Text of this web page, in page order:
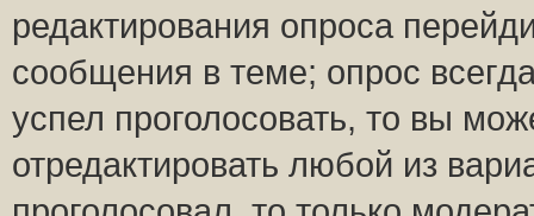
редактирования опроса
сообщения в теме; опрос
успел проголосовать, то вы
отредактировать любой из